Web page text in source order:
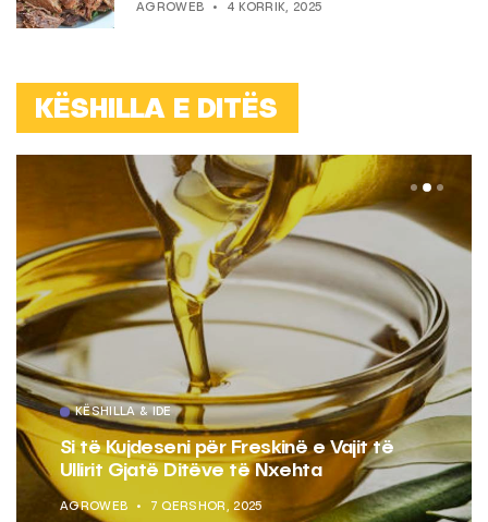
AGROWEB 4 KORRIK, 2025
KËSHILLA E DITËS
KËSHILLA & IDE
Si të Kujdeseni për Freskinë e Vajit të
Ullirit Gjatë Ditëve të Nxehta
AGROWEB 7 QERSHOR, 2025